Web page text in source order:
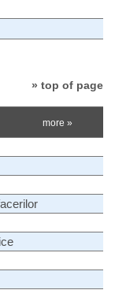
» top of page
more »